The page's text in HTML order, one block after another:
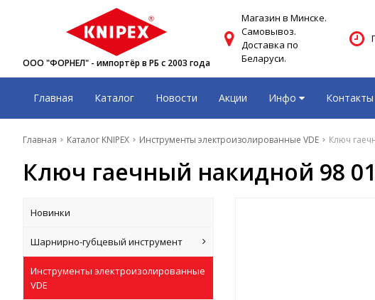
ООО "ФОРНЕЛ" - импортёр в РБ с 2003 года
Магазин в Минске.
Самовывоз.
Доставка по
Беларуси.
Главная Каталог Новости Акции Инфо Контакты
Главная Каталог KNIPEX Инструменты электроизолированные VDE Ключ
Ключ гаечный накидной 98
Новинки
Шарнирно-губцевый инструмент
Инструменты электроизолированные
VDE